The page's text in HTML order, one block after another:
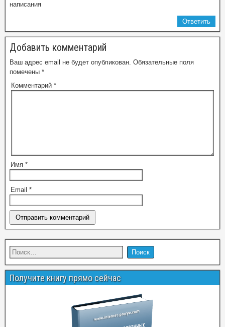
написания
Ответить
Добавить комментарий
Ваш адрес email не будет опубликован. Обязательные поля
помечены *
Комментарий *
Имя *
Email *
Получите книгу прямо сейчас